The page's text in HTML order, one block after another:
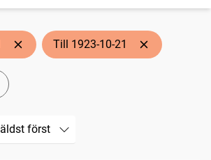
Till 1923-10-21